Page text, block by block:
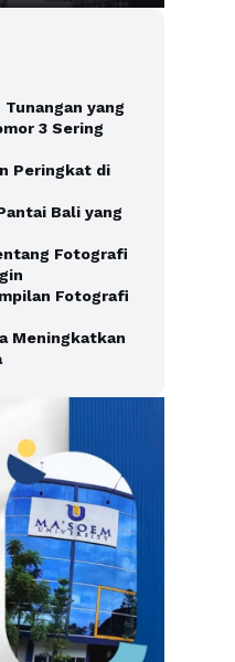
yang
3 Sering
Peringkat di
Bali yang
Fotografi
Fotografi
Meningkatkan